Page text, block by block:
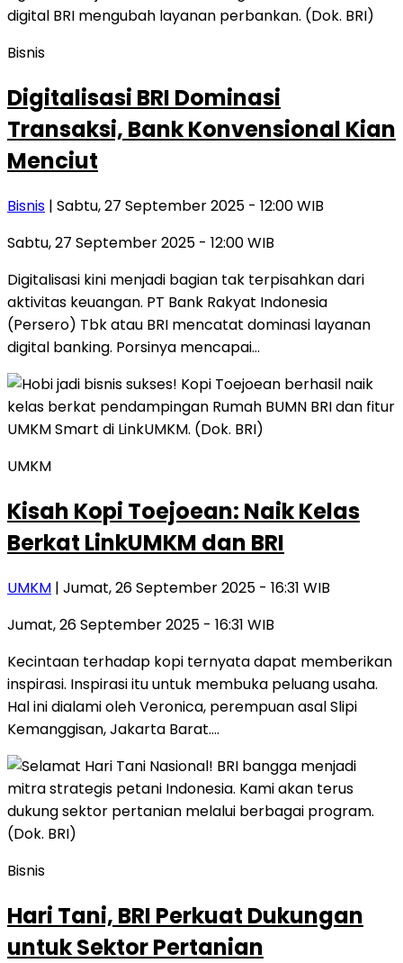
Bisnis
Digitalisasi BRI Dominasi
Transaksi, Bank Konvensional Kian
Menciut
Bisnis | Sabtu, 27 September 2025 - 12:00 WIB
Sabtu, 27 September 2025 - 12:00 WIB
Digitalisasi kini menjadi bagian tak terpisahkan dari
aktivitas keuangan. PT Bank Rakyat Indonesia
(Persero) Tbk atau BRI mencatat dominasi layanan
digital banking. Porsinya mencapai…
UMKM
Kisah Kopi Toejoean: Naik Kelas
Berkat LinkUMKM dan BRI
UMKM | Jumat, 26 September 2025 - 16:31 WIB
Jumat, 26 September 2025 - 16:31 WIB
Kecintaan terhadap kopi ternyata dapat memberikan
inspirasi. Inspirasi itu untuk membuka peluang usaha.
Hal ini dialami oleh Veronica, perempuan asal Slipi
Kemanggisan, Jakarta Barat….
Bisnis
Hari Tani, BRI Perkuat Dukungan
untuk Sektor Pertanian